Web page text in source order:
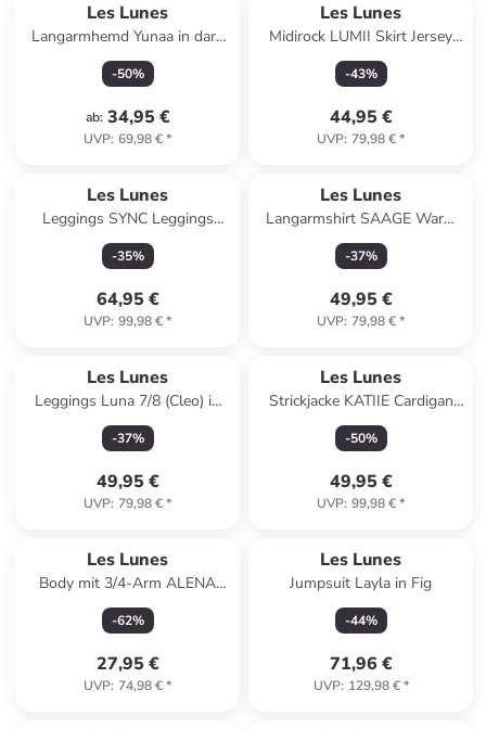
Les Lunes
Langarmhemd Yunaa in dark
grey melange
-50%
ab: 34,95 €
UVP: 69,98 €*
Les Lunes
Midirock LUMII Skirt Jersey
Midi in dress blue
-43%
44,95 €
UVP: 79,98 €*
Les Lunes
Leggings SYNC Leggings
Seamless in Dark Coffee
-35%
64,95 €
UVP: 99,98 €*
Les Lunes
Langarmshirt SAAGE Warm
Thermo Longsleeve in
schwarz
-37%
49,95 €
UVP: 79,98 €*
Les Lunes
Leggings Luna 7/8 (Cleo) in
cleo_dark navy
-37%
49,95 €
UVP: 79,98 €*
Les Lunes
Strickjacke KATIIE Cardigan
Fine Knit in schwarz
-50%
49,95 €
UVP: 99,98 €*
Les Lunes
Body mit 3/4-Arm ALENA
Body 3/4 Sleeve in Brush -
Emerald/Off White
-62%
27,95 €
UVP: 74,98 €*
Les Lunes
Jumpsuit Layla in Fig
-44%
71,96 €
UVP: 129,98 €*